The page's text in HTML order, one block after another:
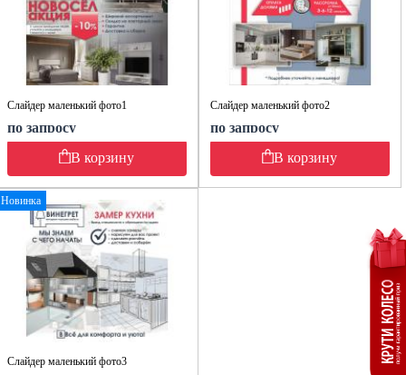
Слайдер маленький фото1
по запросу
В корзину
Слайдер маленький фото2
по запросу
В корзину
Новинка
Слайдер маленький фото3